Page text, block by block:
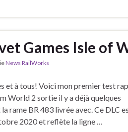
Games Isle of
News RailWorks
et à tous! Voici mon premier test
World 2 sortie il y a déjà quelques
rame BR 483 livrée avec. Ce DLC
2020 et reflète la ligne …